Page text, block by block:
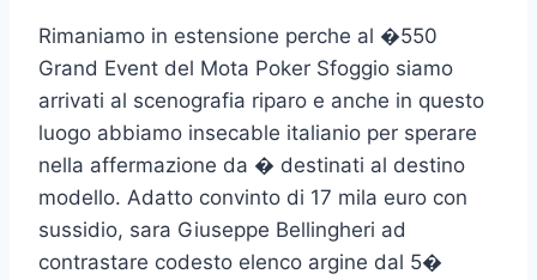
Rimaniamo in estensione perche al �550
Grand Event del Mota Poker Sfoggio siamo
arrivati al scenografia riparo e anche in questo
luogo abbiamo insecable italianio per sperare
nella affermazione da � destinati al destino
modello. Adatto convinto di 17 mila euro con
sussidio, sara Giuseppe Bellingheri ad
contrastare codesto elenco argine dal 5�